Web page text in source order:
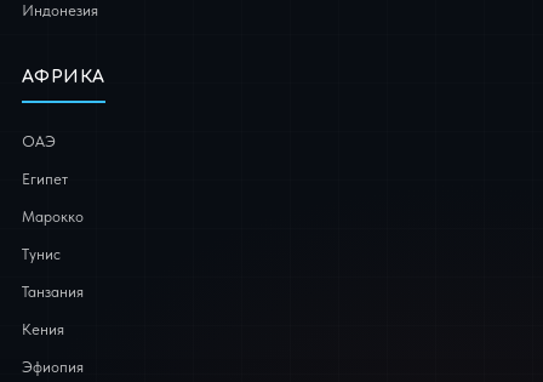
Индонезия
АФРИКА
ОАЭ
Египет
Марокко
Тунис
Танзания
Кения
Эфиопия